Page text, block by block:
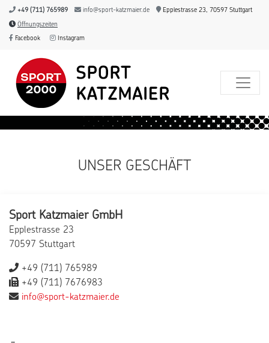
+49 (711) 765989 info@sport-katzmaier.de Epplestrasse 23, 70597 Stuttgart
Öffnungszeiten
Facebook Instagram
UNSER GESCHÄFT
Sport Katzmaier GmbH
Epplestrasse 23
70597 Stuttgart
+49 (711) 765989
+49 (711) 7676983
info@sport-katzmaier.de